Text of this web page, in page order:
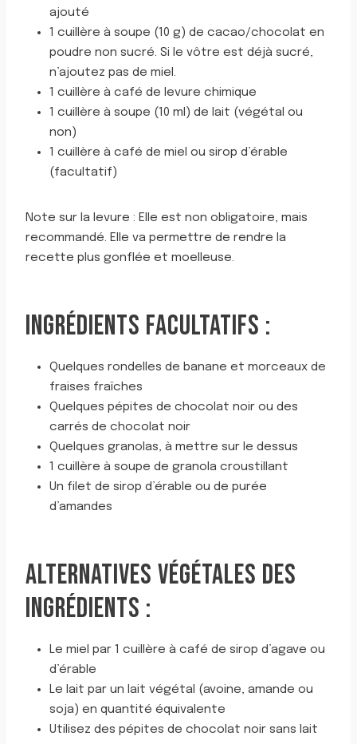
ajouté
1 cuillère à soupe (10 g) de cacao/chocolat en
poudre non sucré. Si le vôtre est déjà sucré,
n’ajoutez pas de miel.
1 cuillère à café de levure chimique
1 cuillère à soupe (10 ml) de lait (végétal ou
non)
1 cuillère à café de miel ou sirop d’érable
(facultatif)
Note sur la levure : Elle est non obligatoire, mais
recommandé. Elle va permettre de rendre la
recette plus gonflée et moelleuse.
INGRÉDIENTS FACULTATIFS :
Quelques rondelles de banane et morceaux de
fraises fraîches
Quelques pépites de chocolat noir ou des
carrés de chocolat noir
Quelques granolas, à mettre sur le dessus
1 cuillère à soupe de granola croustillant
Un filet de sirop d’érable ou de purée
d’amandes
ALTERNATIVES VÉGÉTALES DES
INGRÉDIENTS :
Le miel par 1 cuillère à café de sirop d’agave ou
d’érable
Le lait par un lait végétal (avoine, amande ou
soja) en quantité équivalente
Utilisez des pépites de chocolat noir sans lait